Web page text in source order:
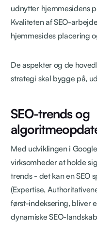
udnytter hjemmesidens
Kvaliteten af SEO-
hjemmesides placering
De aspekter og de
strategi skal bygge på,
SEO-trends og
Med udviklingen i
virksomheder at holde
trends - det kan en SEO
(Expertise,
først-indeksering, bliver
dynamiske SEO-